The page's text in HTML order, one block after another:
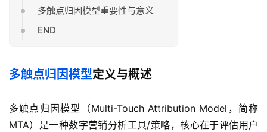
多触点归因模型重要性与意义
END
多触点归因模型定义与概述
多触点归因模型（Multi-Touch Attribution Model，简称
MTA）是一种数字营销分析工具/策略，核心在于评估用户